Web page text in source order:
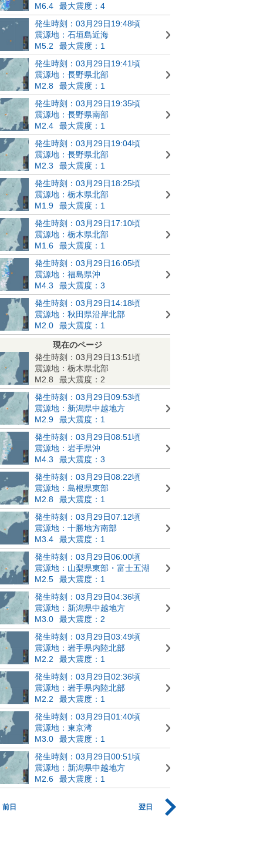
M6.4
最大震度：4
発生時刻：03月29日19:48頃
震源地：石垣島近海
M5.2
最大震度：1
発生時刻：03月29日19:41頃
震源地：長野県北部
M2.8
最大震度：1
発生時刻：03月29日19:35頃
震源地：長野県南部
M2.4
最大震度：1
発生時刻：03月29日19:04頃
震源地：長野県北部
M2.3
最大震度：1
発生時刻：03月29日18:25頃
震源地：栃木県北部
M1.9
最大震度：1
発生時刻：03月29日17:10頃
震源地：栃木県北部
M1.6
最大震度：1
発生時刻：03月29日16:05頃
震源地：福島県沖
M4.3
最大震度：3
発生時刻：03月29日14:18頃
震源地：秋田県沿岸北部
M2.0
最大震度：1
現在のページ
発生時刻：03月29日13:51頃
震源地：栃木県北部
M2.8
最大震度：2
発生時刻：03月29日09:53頃
震源地：新潟県中越地方
M2.9
最大震度：1
発生時刻：03月29日08:51頃
震源地：岩手県沖
M4.3
最大震度：3
発生時刻：03月29日08:22頃
震源地：島根県東部
M2.8
最大震度：1
発生時刻：03月29日07:12頃
震源地：十勝地方南部
M3.4
最大震度：1
発生時刻：03月29日06:00頃
震源地：山梨県東部・富士五湖
M2.5
最大震度：1
発生時刻：03月29日04:36頃
震源地：新潟県中越地方
M3.0
最大震度：2
発生時刻：03月29日03:49頃
震源地：岩手県内陸北部
M2.2
最大震度：1
発生時刻：03月29日02:36頃
震源地：岩手県内陸北部
M2.2
最大震度：1
発生時刻：03月29日01:40頃
震源地：東京湾
M3.0
最大震度：1
発生時刻：03月29日00:51頃
震源地：新潟県中越地方
M2.6
最大震度：1
前日 翌日